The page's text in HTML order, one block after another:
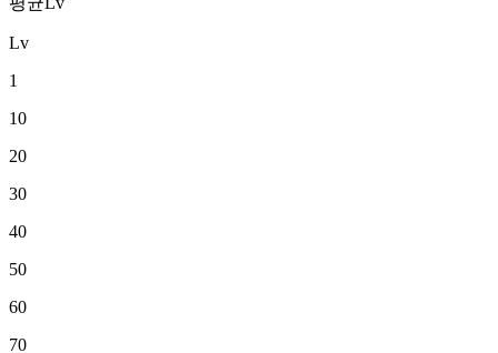
Lv
1
10
20
30
40
50
60
70